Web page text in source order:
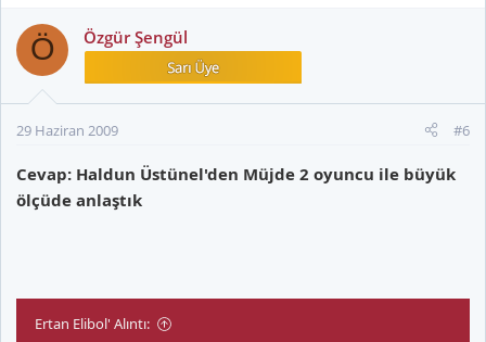
Ö Özgür Şengül
29 Haziran 2009 #6
Cevap: Haldun Üstünel'den Müjde 2 oyuncu ile büyük
ölçüde anlaştık
Ertan Elibol' Alıntı: